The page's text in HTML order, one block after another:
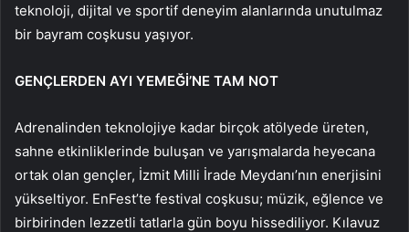
teknoloji, dijital ve sportif deneyim alanlarında unutulmaz
bir bayram coşkusu yaşıyor.
GENÇLERDEN AYI YEMEĞİ’NE TAM NOT
Adrenalinden teknolojiye kadar birçok atölyede üreten,
sahne etkinliklerinde buluşan ve yarışmalarda heyecana
ortak olan gençler, İzmit Milli İrade Meydanı’nın enerjisini
yükseltiyor. EnFest’te festival coşkusu; müzik, eğlence ve
birbirinden lezzetli tatlarla gün boyu hissediliyor. Kılavuz